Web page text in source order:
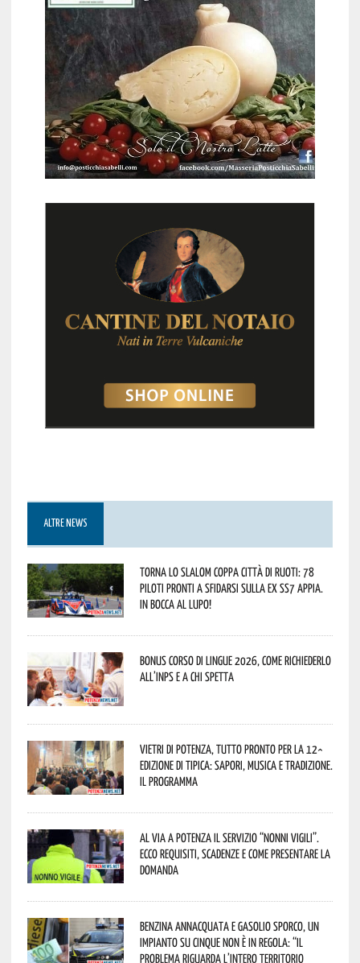
ALTRE NEWS
Torna lo Slalom Coppa Città di Ruoti: 78
piloti pronti a sfidarsi sulla ex SS7 Appia.
In bocca al lupo!
Bonus corso di lingue 2026, come richiederlo
all’INPS e a chi spetta
Vietri di Potenza, tutto pronto per la 12^
Edizione di Tipica: sapori, musica e tradizione.
Il programma
Al via a Potenza il servizio “Nonni Vigili”.
Ecco requisiti, scadenze e come presentare la
domanda
Benzina annacquata e gasolio sporco, un
impianto su cinque non è in regola: “il
problema riguarda l’intero territorio